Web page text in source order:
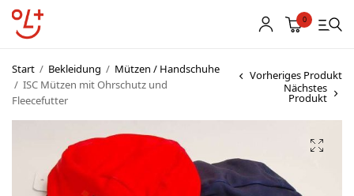
0
Start / Bekleidung / Mützen / Handschuhe
/ ISC Mützen mit Ohrschutz und
Fleecefutter
Vorheriges Produkt
Nächstes
Produkt
Shop
Vereinsbekleidung
Startnummern